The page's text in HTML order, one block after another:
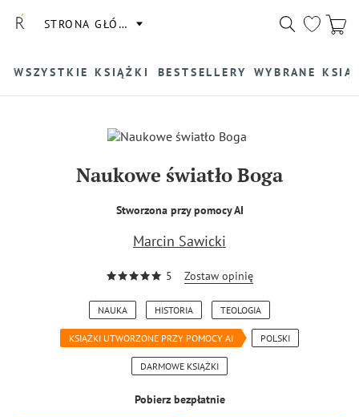
STRONA GŁÓWNA
WSZYSTKIE KSIĄŻKI BESTSELLERY WYBRANE
Naukowe światło Boga
Stworzona przy pomocy AI
Marcin Sawicki
5 Zostaw opinię
NAUKA HISTORIA TEOLOGIA
KSIĄŻKI UTWORZONE PRZY POMOCY AI POLSKI
DARMOWE KSIĄŻKI
Pobierz bezpłatnie